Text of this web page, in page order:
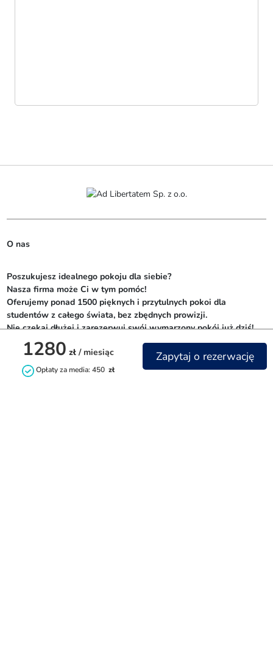
1280 zł / miesiąc
Opłaty za media: 450 zł
Zapytaj o rezerwację
O nas
Poszukujesz idealnego pokoju dla siebie?
Nasza firma może Ci w tym pomóc!
Oferujemy ponad 1500 pięknych i przytulnych pokoi dla
studentów z całego świata, bez zbędnych prowizji.
Nie czekaj dłużej i zarezerwuj swój wymarzony pokój już dziś!